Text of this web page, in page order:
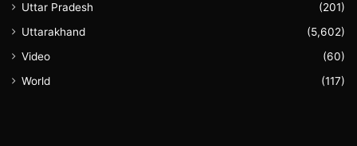
Uttar Pradesh
(201)
Uttarakhand
(5,602)
Video
(60)
World
(117)